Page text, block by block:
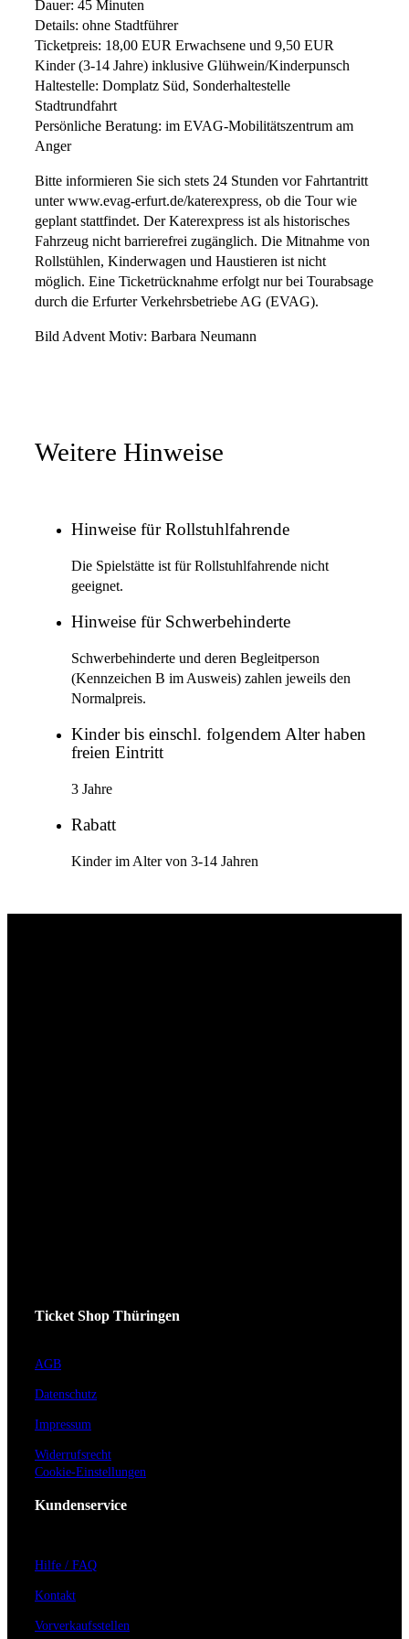
Dauer: 45 Minuten
Details: ohne Stadtführer
Ticketpreis: 18,00 EUR Erwachsene und 9,50 EUR
Kinder (3-14 Jahre) inklusive Glühwein/Kinderpunsch
Haltestelle: Domplatz Süd, Sonderhaltestelle
Stadtrundfahrt
Persönliche Beratung: im EVAG-Mobilitätszentrum am
Anger
Bitte informieren Sie sich stets 24 Stunden vor Fahrtantritt
unter www.evag-erfurt.de/katerexpress, ob die Tour wie
geplant stattfindet. Der Katerexpress ist als historisches
Fahrzeug nicht barrierefrei zugänglich. Die Mitnahme von
Rollstühlen, Kinderwagen und Haustieren ist nicht
möglich. Eine Ticketrücknahme erfolgt nur bei Tourabsage
durch die Erfurter Verkehrsbetriebe AG (EVAG).
Bild Advent Motiv: Barbara Neumann
Weitere Hinweise
Hinweise für Rollstuhlfahrende
Die Spielstätte ist für Rollstuhlfahrende nicht
geeignet.
Hinweise für Schwerbehinderte
Schwerbehinderte und deren Begleitperson
(Kennzeichen B im Ausweis) zahlen jeweils den
Normalpreis.
Kinder bis einschl. folgendem Alter haben
freien Eintritt
3 Jahre
Rabatt
Kinder im Alter von 3-14 Jahren
Ticket Shop Thüringen
AGB
Datenschutz
Impressum
Widerrufsrecht
Cookie-Einstellungen
Kundenservice
Hilfe / FAQ
Kontakt
Vorverkaufsstellen